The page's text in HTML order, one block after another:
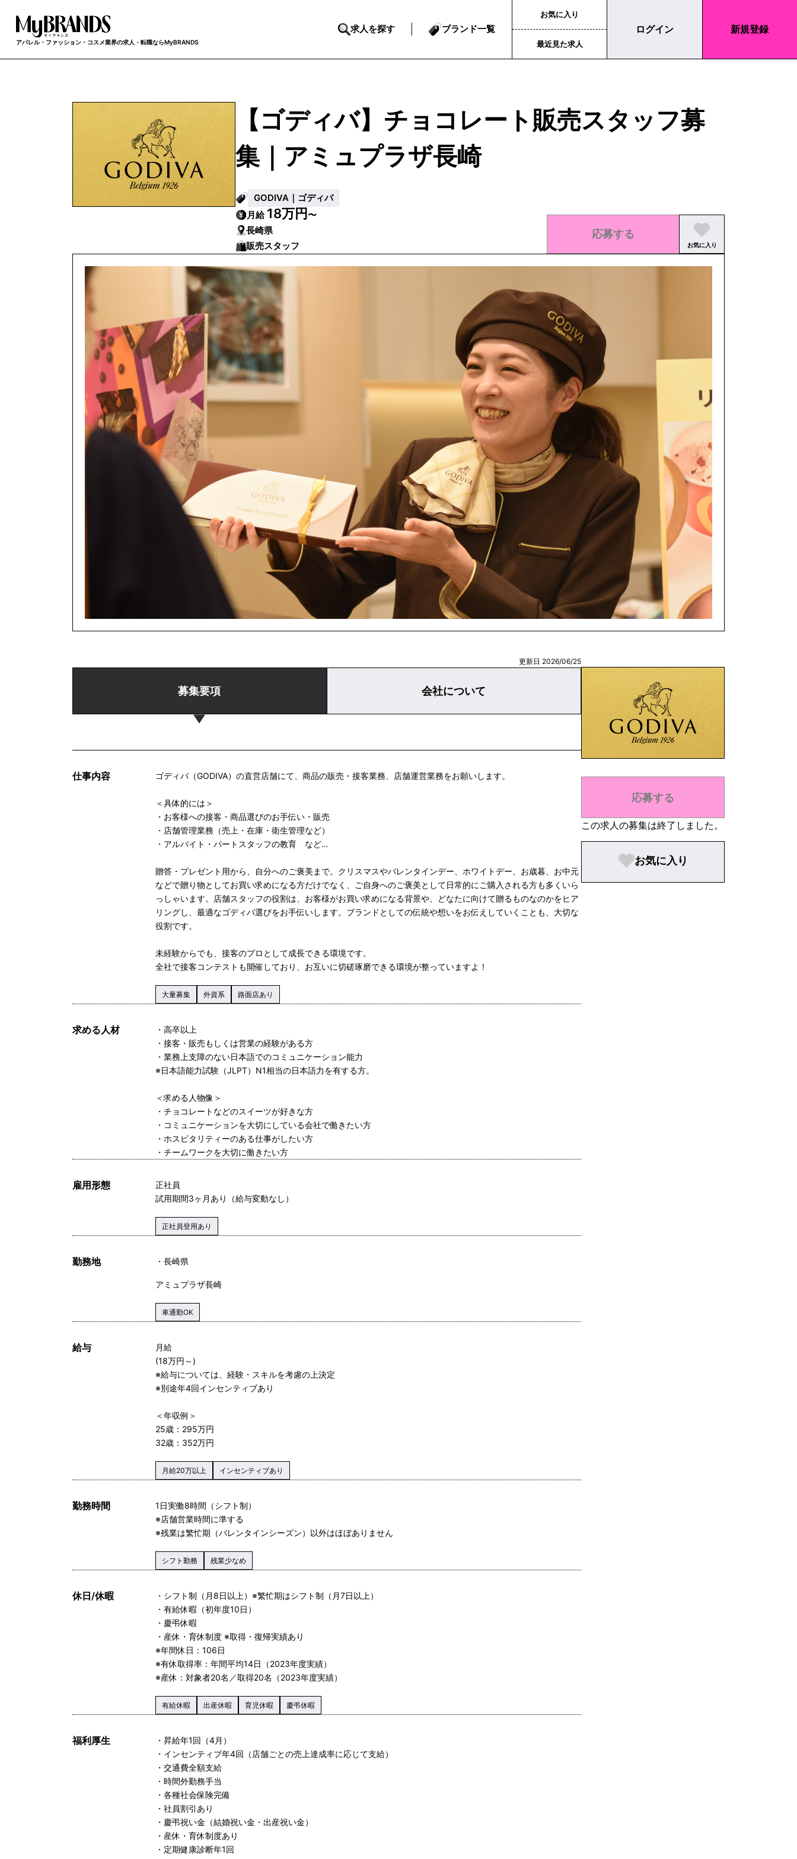
アパレル・ファッション・コスメ業界の求人・転職ならMyBRANDS
求人を探す ブランド一覧
お気に入り
最近見た求人
ログイン 新規登録
【ゴディバ】チョコレート販売スタッフ募
集｜アミュプラザ長崎
GODIVA｜ゴディバ
月給 18万円〜
長崎県
販売スタッフ
応募する
お気に入り
更新日 2026/06/25
募集要項 会社について
仕事内容 ゴディバ（GODIVA）の直営店舗にて、商品の販売・接客業務、店舗運営業務をお願いします。
＜具体的には＞
・お客様への接客・商品選びのお手伝い・販売
・店舗管理業務（売上・在庫・衛生管理など）
・アルバイト・パートスタッフの教育 など…
贈答・プレゼント用から、自分へのご褒美まで。クリスマスやバレンタインデー、ホワイトデー、お歳暮、お中元
などで贈り物としてお買い求めになる方だけでなく、ご自身へのご褒美として日常的にご購入される方も多くいら
っしゃいます。店舗スタッフの役割は、お客様がお買い求めになる背景や、どなたに向けて贈るものなのかをヒア
リングし、最適なゴディバ選びをお手伝いします。ブランドとしての伝統や想いをお伝えしていくことも、大切な
役割です。
未経験からでも、接客のプロとして成長できる環境です。
全社で接客コンテストも開催しており、お互いに切磋琢磨できる環境が整っていますよ！
大量募集 外資系 路面店あり
求める人材
・高卒以上
・接客・販売もしくは営業の経験がある方
・業務上支障のない日本語でのコミュニケーション能力
※日本語能力試験（JLPT）N1相当の日本語力を有する方。
＜求める人物像＞
・チョコレートなどのスイーツが好きな方
・コミュニケーションを大切にしている会社で働きたい方
・ホスピタリティーのある仕事がしたい方
・チームワークを大切に働きたい方
雇用形態
正社員
試用期間3ヶ月あり（給与変動なし）
正社員登用あり
勤務地 長崎県
アミュプラザ長崎
車通勤OK
給与
月給
(18万円～)
※給与については、経験・スキルを考慮の上決定
※別途年4回インセンティブあり
＜年収例＞
25歳：295万円
32歳：352万円
月給20万以上 インセンティブあり
勤務時間
1日実働8時間（シフト制）
※店舗営業時間に準する
※残業は繁忙期（バレンタインシーズン）以外はほぼありません
シフト勤務 残業少なめ
休日/休暇
・シフト制（月8日以上）※繁忙期はシフト制（月7日以上）
・有給休暇（初年度10日）
・慶弔休暇
・産休・育休制度 ※取得・復帰実績あり
※年間休日：106日
※有休取得率：年間平均14日（2023年度実績）
※産休：対象者20名／取得20名（2023年度実績）
有給休暇 出産休暇 育児休暇 慶弔休暇
福利厚生
・昇給年1回（4月）
・インセンティブ年4回（店舗ごとの売上達成率に応じて支給）
・交通費全額支給
・時間外勤務手当
・各種社会保険完備
・社員割引あり
・慶弔祝い金（結婚祝い金・出産祝い金）
・産休・育休制度あり
・定期健康診断年1回
応募する
この求人の募集は終了しました。
お気に入り